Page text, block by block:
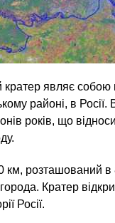
кратер являє собою
районі, в Росії.
років, що
км, розташований в
Кратер
Росії.